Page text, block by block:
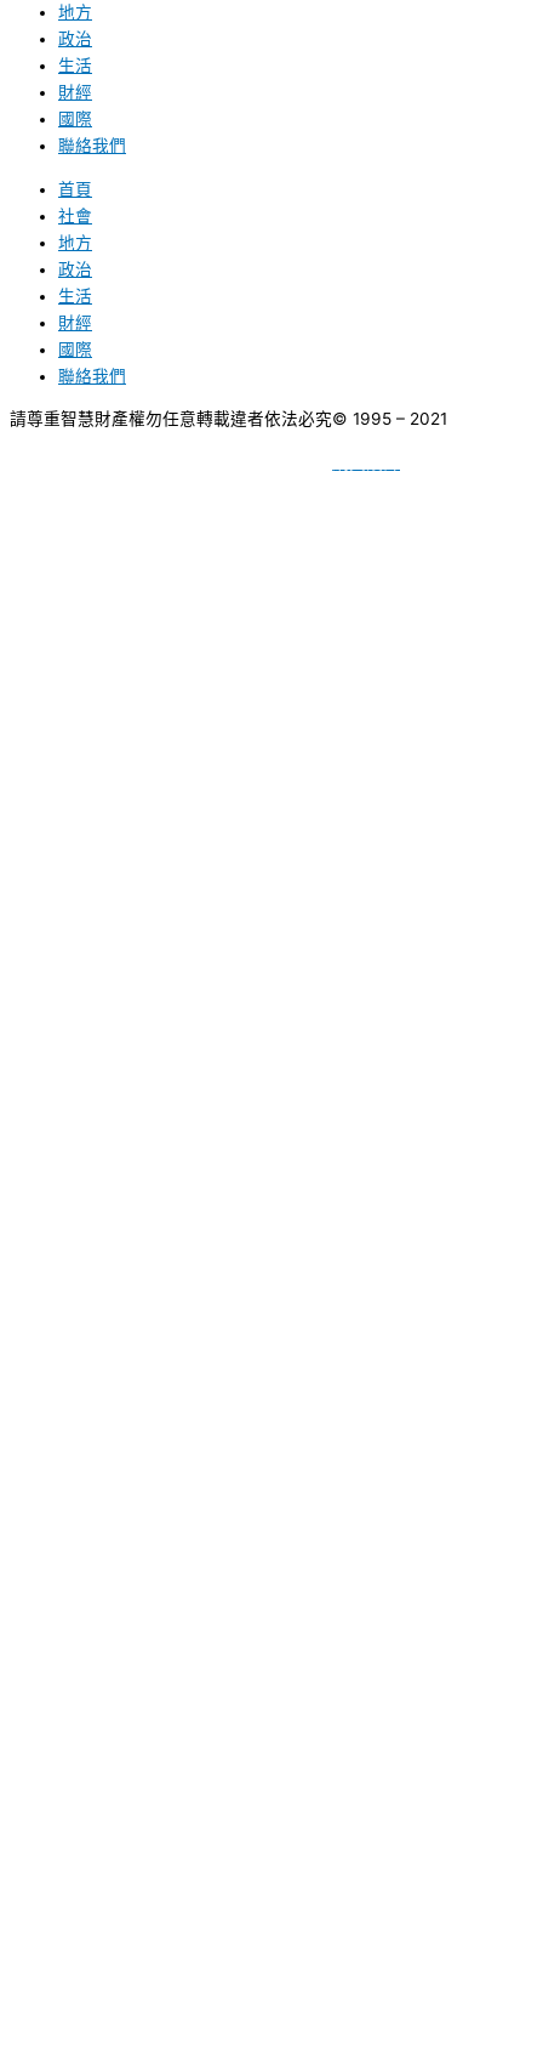
地方
政治
生活
財經
國際
聯絡我們
首頁
社會
地方
政治
生活
財經
國際
聯絡我們
請尊重智慧財產權勿任意轉載違者依法必究© 1995 – 2021